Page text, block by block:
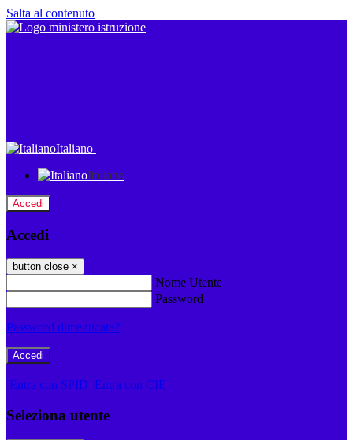
Salta al contenuto
Italiano
Italiano
Accedi
Accedi
button close ×
Nome Utente
Password
Password dimenticata?
-
Entra con SPID Entra con CIE
Seleziona utente